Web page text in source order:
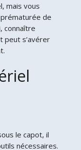
mais vous
de
connaître
peut s’avérer
le capot, il
nécessaires.